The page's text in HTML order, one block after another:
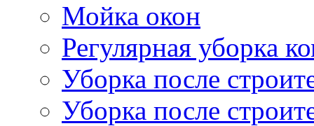
Мойка окон
Регулярная уборка
Уборка после
Уборка после